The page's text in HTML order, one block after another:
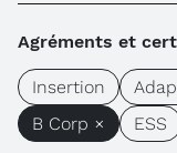
Agréments et
Insertion
B Corp ×
ESS